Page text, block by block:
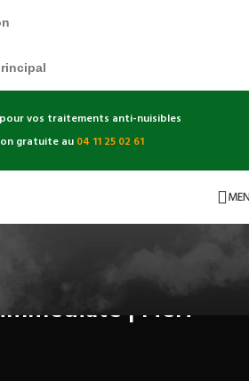
vos traitements anti-nuisibles
gratuite au 04 11 25 02 61
de-Malcap
| Fieri